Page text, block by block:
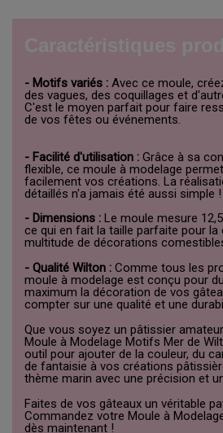
- Motifs variés : Avec ce moule,
des vagues, des coquillages et
C'est le moyen parfait pour faire
de vos fêtes ou événements.
- Facilité d'utilisation : Grâce à sa
flexible, ce moule à modelage
facilement vos créations. La
détaillés n'a jamais été aussi simple !
- Dimensions : Le moule mesure
ce qui en fait la taille parfaite pour la
multitude de décorations
- Qualité Wilton : Comme tous les
moule à modelage est conçu pour
maximum la décoration de vos
compter sur une qualité et une
Que vous soyez un pâtissier
Moule à Modelage Motifs Mer de
outil pour ajouter de la couleur, du
de fantaisie à vos créations
thème marin avec une précision et
Faites de vos gâteaux un véritable
Commandez votre Moule à
dès maintenant !